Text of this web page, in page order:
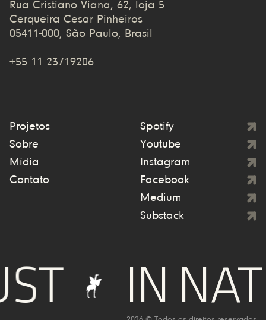
Rua Cristiano Viana, 62, loja 5
Cerqueira Cesar Pinheiros
05411-000, São Paulo, Brasil
+55 11 23719206
Projetos
Sobre
Mídia
Contato
Spotify
Youtube
Instagram
Facebook
Medium
Substack
IN